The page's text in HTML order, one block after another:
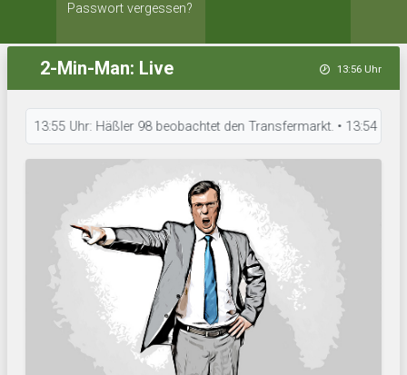
Passwort vergessen?
2-Min-Man: Live 13:56 Uhr
13:55 Uhr: Häßler 98 beobachtet den Transfermarkt. • 13:54 Uhr: